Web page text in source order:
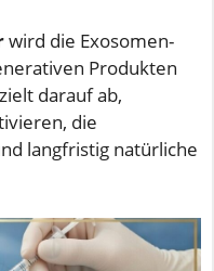
wird die Exosomen-
Produkten
darauf ab,
die
langfristig natürliche